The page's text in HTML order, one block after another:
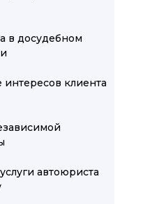
в досудебном
клиента
автоюриста